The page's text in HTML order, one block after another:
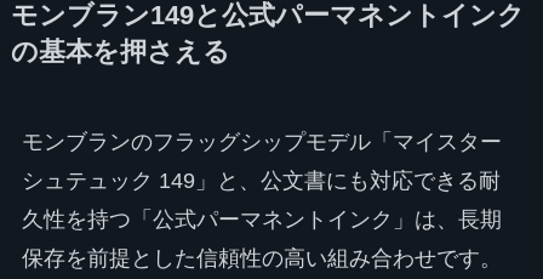
モンブラン149と公式パーマネントインク
の基本を押さえる
モンブランのフラッグシップモデル「マイスター
シュテュック 149」と、公文書にも対応できる耐
久性を持つ「公式パーマネントインク」は、長期
保存を前提とした信頼性の高い組み合わせです。